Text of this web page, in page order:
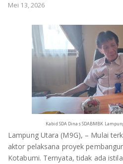
METRO
LAMPUNG TENGAH
LAMPUNG BARAT
LAMPUNG SELATAN
OLAHRAGA
ADVETORIAL
Mei 13, 2026
Kabid SDA Dinas SDABMBK
Lampung Utara (M9G), – Mulai
aktor pelaksana proyek
Kotabumi. Ternyata, tidak ada